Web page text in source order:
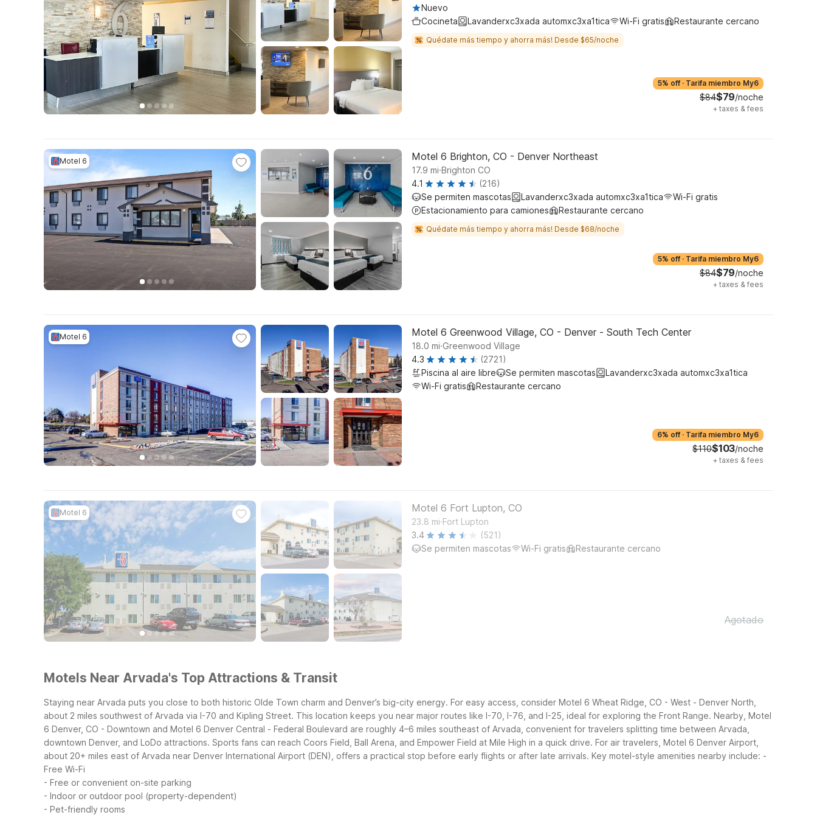
Nuevo
Cocineta
Lavanderxc3xada automxc3xa1tica Wi-Fi gratis Restaurante cercano
Quédate más tiempo y ahorra más! Desde $65/noche
5% off · Tarifa miembro My6
$84$79/noche
+ taxes & fees
Motel 6 Motel 6 Brighton, CO - Denver Northeast
17.9 mi.Brighton CO
4.1
(216)
Se permiten mascotas
Lavanderxc3xada automxc3xa1tica
Wi-Fi gratis
Estacionamiento para camiones
Restaurante cercano
Quédate más tiempo y ahorra más! Desde $68/noche
5% off · Tarifa miembro My6
$84$79/noche
+ taxes & fees
Motel 6 Motel 6 Greenwood Village, CO - Denver - South Tech Center
18.0 mi.Greenwood Village
4.3
(2721)
Piscina al aire libre
Se permiten mascotas
Lavanderxc3xada automxc3xa1tica
Wi-Fi gratis
Restaurante cercano
6% off · Tarifa miembro My6
$110$103/noche
+ taxes & fees
Motel 6 Motel 6 Fort Lupton, CO
23.8 mi.Fort Lupton
3.4
(521)
Se permiten mascotas
Wi-Fi gratis Restaurante cercano
Agotado
Motels Near Arvada's Top Attractions & Transit
Staying near Arvada puts you close to both historic Olde Town charm and Denver’s big-city energy. For easy access, consider Motel 6 Wheat Ridge, CO - West - Denver North,
about 2 miles southwest of Arvada via I-70 and Kipling Street. This location keeps you near major routes like I-70, I-76, and I-25, ideal for exploring the Front Range. Nearby, Motel
6 Denver, CO - Downtown and Motel 6 Denver Central - Federal Boulevard are roughly 4–6 miles southeast of Arvada, convenient for travelers splitting time between Arvada,
downtown Denver, and LoDo attractions. Sports fans can reach Coors Field, Ball Arena, and Empower Field at Mile High in a quick drive. For air travelers, Motel 6 Denver Airport,
about 20+ miles east of Arvada near Denver International Airport (DEN), offers a practical stop before early flights or after late arrivals. Key motel-style amenities nearby include: -
Free Wi-Fi
- Free or convenient on-site parking
- Indoor or outdoor pool (property-dependent)
- Pet-friendly rooms